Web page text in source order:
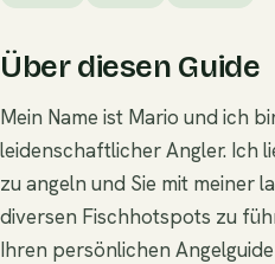
Über diesen Guide
Mein Name ist Mario und ich
leidenschaftlicher Angler. Ich
zu angeln und Sie mit meiner
diversen Fischhotspots zu
Ihren persönlichen